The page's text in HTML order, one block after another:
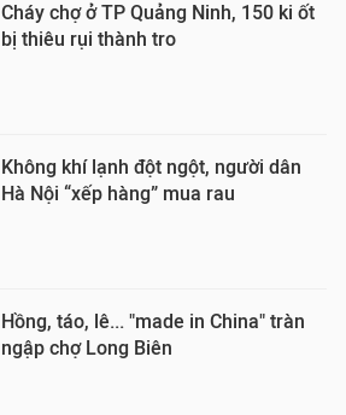
Cháy chợ ở TP Quảng Ninh, 150 ki ốt
bị thiêu rụi thành tro
Không khí lạnh đột ngột, người dân
Hà Nội “xếp hàng” mua rau
Hồng, táo, lê... "made in China" tràn
ngập chợ Long Biên